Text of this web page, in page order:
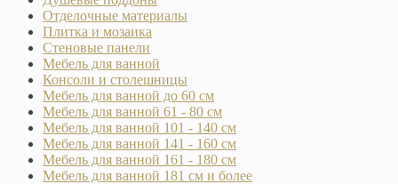
Отделочные материалы
Плитка и мозаика
Стеновые панели
Мебель для ванной
Консоли и столешницы
Мебель для ванной до 60 см
Мебель для ванной 61 - 80 см
Мебель для ванной 101 - 140 см
Мебель для ванной 141 - 160 см
Мебель для ванной 161 - 180 см
Мебель для ванной 181 см и более